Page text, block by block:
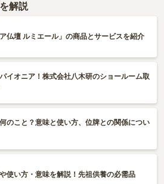
解説
ア仏壇 ルミエール」の商品とサービスを紹介
イオニア！株式会社八木研のショールーム取
のこと？意味と使い方、位牌との関係につい
使い方・意味を解説！先祖供養の必需品